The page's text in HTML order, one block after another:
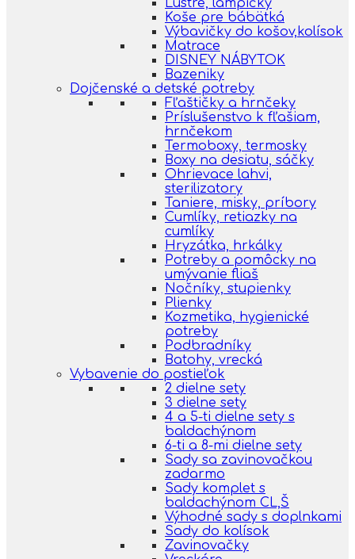
Lustre, lampičky
Koše pre bábätká
Výbavičky do košov,kolísok
Matrace
DISNEY NÁBYTOK
Bazeniky
Dojčenské a detské potreby
Fľaštičky a hrnčeky
Príslušenstvo k fľašiam,
hrnčekom
Termoboxy, termosky
Boxy na desiatu, sáčky
Ohrievace lahvi,
sterilizatory
Taniere, misky, príbory
Cumlíky, retiazky na
cumlíky
Hryzátka, hrkálky
Potreby a pomôcky na
umývanie fliaš
Nočníky, stupienky
Plienky
Kozmetika, hygienické
potreby
Podbradníky
Batohy, vrecká
Vybavenie do postieľok
2 dielne sety
3 dielne sety
4 a 5-ti dielne sety s
baldachýnom
6-ti a 8-mi dielne sety
Sady sa zavinovačkou
zadarmo
Sady komplet s
baldachýnom CL,Š
Výhodné sady s doplnkami
Sady do kolísok
Zavinovačky